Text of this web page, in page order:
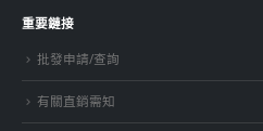
重要鏈接
批發申請/查詢
有關直銷需知